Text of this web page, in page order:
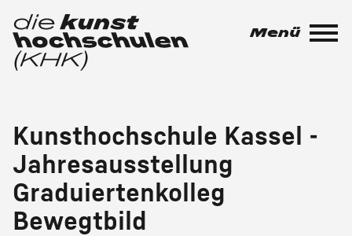
Seiteninhalt
springen
Menü
Kunsthochschule Kassel -
Jahresausstellung
Graduiertenkolleg
Bewegtbild